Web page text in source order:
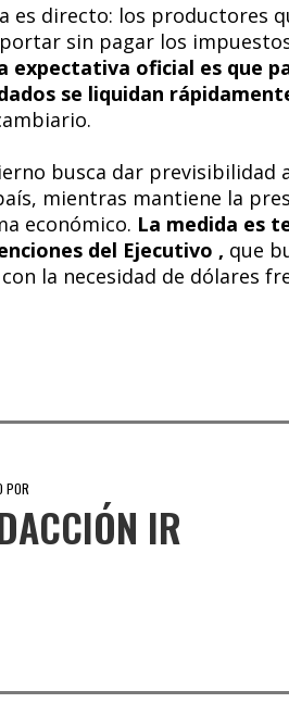
es directo: los productores
sin pagar los
expectativa oficial es que
se liquidan
busca dar previsibilidad
mientras mantiene la
económico. La medida es
del Ejecutivo , que
la necesidad de dólares
POR
IR